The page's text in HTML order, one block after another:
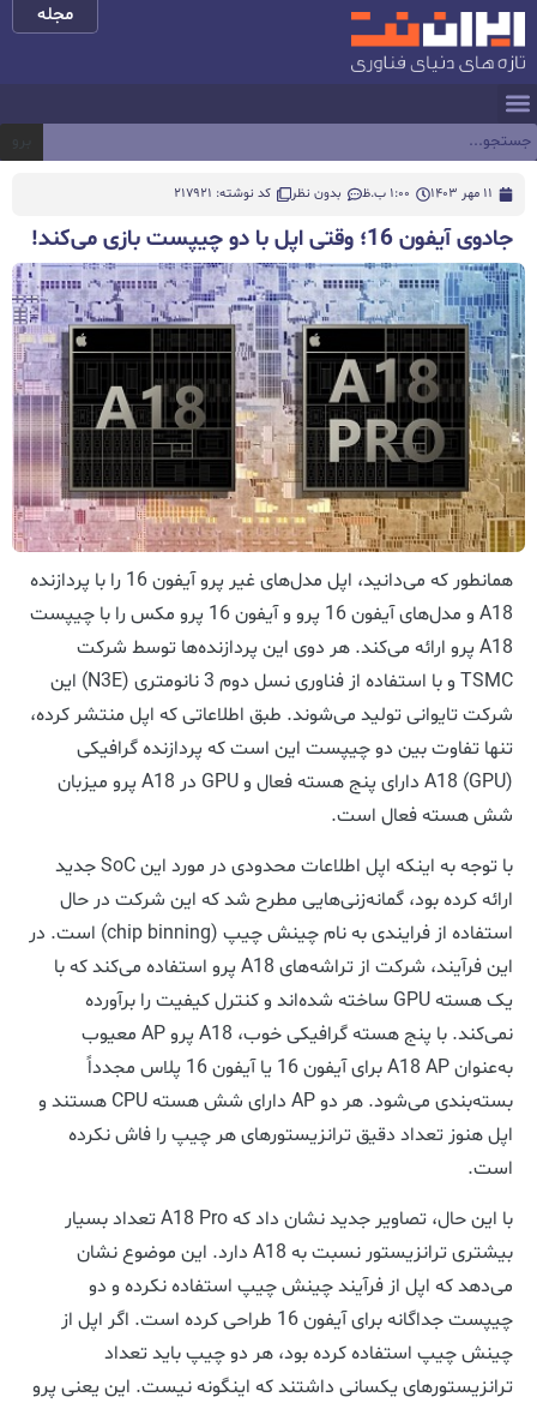
مجله
11 مهر 1403 1:00 ب.ظ بدون نظر کد نوشته: 217921
جادوی آیفون 16؛ وقتی اپل با دو چیپست بازی می‌کند!
همانطور که می‌دانید، اپل مدل‌های غیر پرو آیفون 16 را با پردازنده
A18 و مدل‌های آیفون 16 پرو و آیفون 16 پرو مکس را با چیپست
A18 پرو ارائه می‌کند. هر دوی این پردازنده‌ها توسط شرکت
TSMC و با استفاده از فناوری نسل دوم 3 نانومتری (N3E) این
شرکت تایوانی تولید می‌شوند. طبق اطلاعاتی که اپل منتشر کرده،
تنها تفاوت بین دو چیپست این است که پردازنده گرافیکی
(GPU) A18 دارای پنج هسته فعال و GPU در A18 پرو میزبان
شش هسته فعال است.
با توجه به اینکه اپل اطلاعات محدودی در مورد این SoC جدید
ارائه کرده بود، گمانه‌زنی‌هایی مطرح شد که این شرکت در حال
استفاده از فرایندی به نام چینش چیپ (chip binning) است. در
این فرآیند، شرکت از تراشه‌های A18 پرو استفاده می‌کند که با
یک هسته GPU ساخته شده‌اند و کنترل کیفیت را برآورده
نمی‌کند. با پنج هسته گرافیکی خوب، A18 پرو AP معیوب
به‌عنوان A18 AP برای آیفون 16 یا آیفون 16 پلاس مجدداً
بسته‌بندی می‌شود. هر دو AP دارای شش هسته CPU هستند و
اپل هنوز تعداد دقیق ترانزیستورهای هر چیپ را فاش نکرده
است.
با این حال، تصاویر جدید نشان داد که A18 Pro تعداد بسیار
بیشتری ترانزیستور نسبت به A18 دارد. این موضوع نشان
می‌دهد که اپل از فرآیند چینش چیپ استفاده نکرده و دو
چیپست جداگانه برای آیفون 16 طراحی کرده است. اگر اپل از
چینش چیپ استفاده کرده بود، هر دو چیپ باید تعداد
ترانزیستورهای یکسانی داشتند که اینگونه نیست. این یعنی پرو